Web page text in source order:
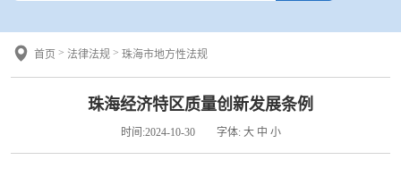
首页 > 法律法规 > 珠海市地方性法规
珠海经济特区质量创新发展条例
时间:2024-10-30 字体: 大 中 小